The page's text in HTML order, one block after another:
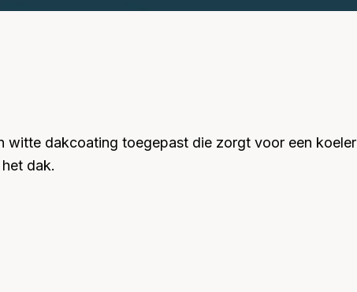
witte dakcoating toegepast die zorgt voor een koeler
dak.